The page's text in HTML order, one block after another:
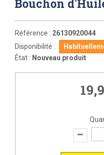
Bouchon
Référence : 26130920044
Disponibilité :
État : Nouveau produit